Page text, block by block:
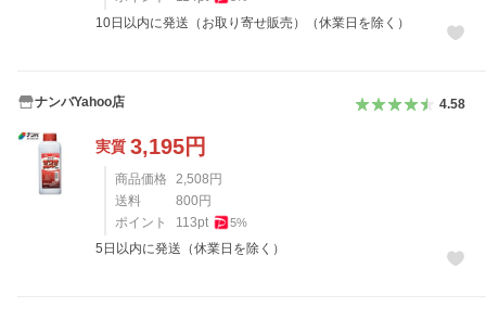
10日以内に発送（お取り寄せ販売）（休業日を除く）
ナンバYahoo店 4.58
実質 3,195円
商品価格 2,508 円
送料
800 円
ポイント
113pt 5%
5日以内に発送（休業日を除く）